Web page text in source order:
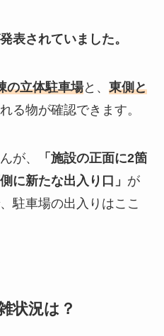
表されていました。
の立体駐車場と、 東側と
る物が確認できます。
が、
「施設の正面に2箇
に新たな出入り口」 が
駐車場の出入りはここ
状況は？